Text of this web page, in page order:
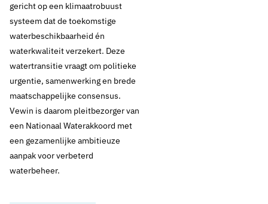
gericht op een klimaatrobuust
systeem dat de toekomstige
waterbeschikbaarheid én
waterkwaliteit verzekert. Deze
watertransitie vraagt om politieke
urgentie, samenwerking en brede
maatschappelijke consensus.
Vewin is daarom pleitbezorger van
een Nationaal Waterakkoord met
een gezamenlijke ambitieuze
aanpak voor verbeterd
waterbeheer.